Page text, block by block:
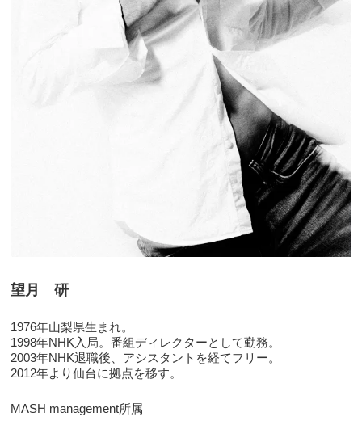
望月 研
1976年山梨県生まれ。
1998年NHK入局。番組ディレクターとして勤務。
2003年NHK退職後、アシスタントを経てフリー。
2012年より仙台に拠点を移す。
MASH management所属